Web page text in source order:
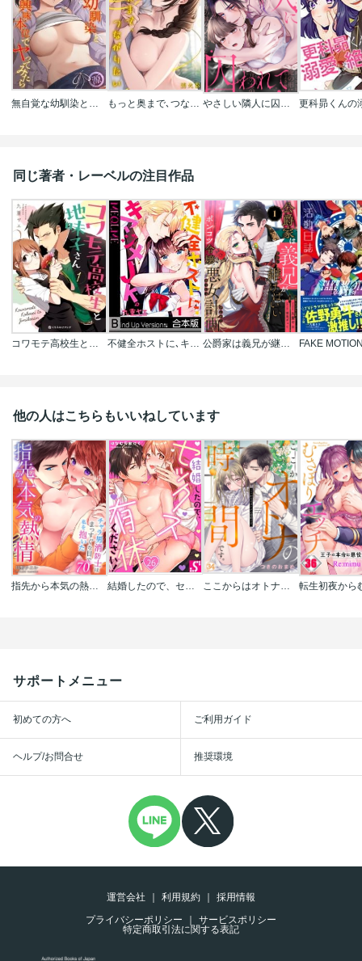
無自覚な幼馴染と興味本位でヤってみたら もっと奥まで､つながりたい やさしい隣人に囚われて～愛執のフルラージュ
同じ著者・レーベルの注目作品
コワモテ高校生と地味子さん 不健全ホストに､キマジメJK｡《合本版》 公爵家は義兄が継げばいい ～ポンコツ令嬢の悪女計画～【単話版】
他の人はこちらもいいねしています
指先から本気の熱情～チャラ男消防士はまっすぐな目で私を抱いた～ 結婚したので、セックス有休ください! ここからはオトナの時間です｡
サポートメニュー
初めての方へ ご利用ガイド
ヘルプ/お問合せ 推奨環境
運営会社 利用規約
採用情報
プライバシーポリシー
サービスポリシー
特定商取引法に関する表記